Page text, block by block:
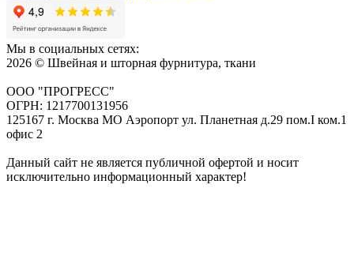
Мы в социальных сетях:
2026 © Швейная и шторная фурнитура, ткани
ООО "ПРОГРЕСС"
ОГРН: 1217700131956
125167 г. Москва МО Аэропорт ул. Планетная д.29 пом.I ком.1
офис 2
Данный сайт не является публичной офертой и носит
исключительно информационный характер!